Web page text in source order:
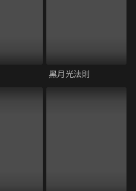
黑月光法則